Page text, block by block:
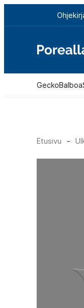
sisältöön
GeckoBalboa
Etusivu -